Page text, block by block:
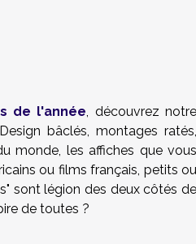
de l'année, découvrez
bâclés, montages ratés,
monde, les affiches que vous
ou films français, petits ou
sont légion des deux côtés de
de toutes ?